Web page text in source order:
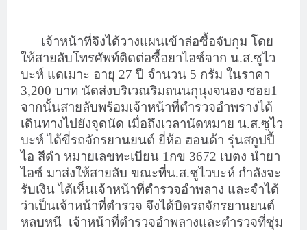
เจ้าหน้าที่จึงได้วางแผนเข้าล่อซื้อจับกุม โดย
ให้สายลับโทรศัพท์ติดต่อซื้อยาไอซ์จาก น.ส.ซูไว
บะห์ แดเมาะ อายุ 27 ปี จำนวน 5 กรัม ในราคา
3,200 บาท นัดส่งบริเวณริมถนนกุนุงจนอง ซอย1
จากนั้นสายลับพร้อมเจ้าหน้าที่ตำรวจอำพรางได้
เดินทางไปยังจุดนัด เมื่อถึงเวลานัดหมาย น.ส.ซูไว
บะห์ ได้ขี่รถจักรยานยนต์ ยี่ห้อ ฮอนด้า รุ่นสกูปปี้
ไอ สีดำ หมายเลขทะเบียน 1กข 3672 เบตง นำยา
ไอซ์ มาส่งให้สายลับ ขณะที่น.ส.ซูไวบะห์ กำลังจะ
รับเงิน ได้เห็นเจ้าหน้าที่ตำรวจอำพลาง และจำได้
ว่าเป็นเจ้าหน้าที่ตำรวจ จึงได้บิดรถจักรยานยนต์
หลบหนี เจ้าหน้าที่ตำรวจอำพลางและตำรวจที่ซุ่ม